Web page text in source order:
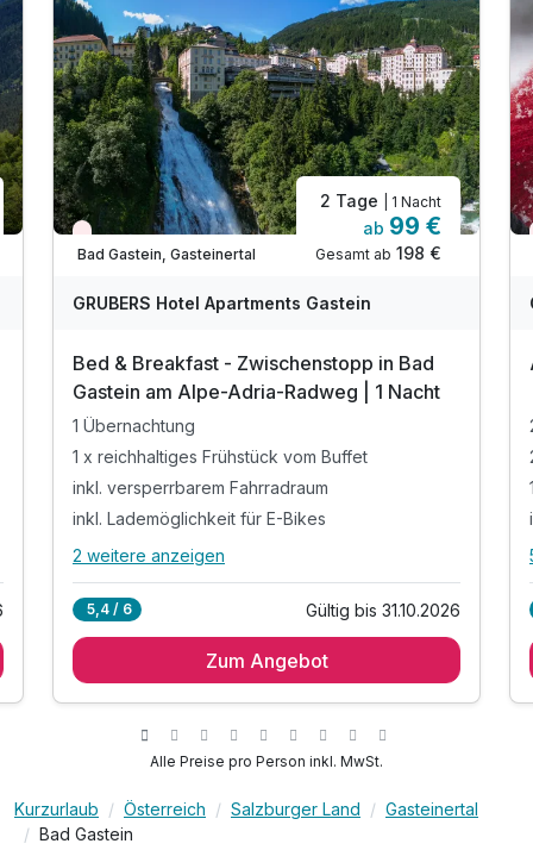
Nur noch Restplätze
Bad Gastein, Gasteinertal
2 Tage | 1 Nacht
ab 99 €
Gesamt ab 198 €
GRUBERS Hotel Apartments Gastein
Bed & Breakfast - Zwischenstopp in Bad
Gastein am Alpe-Adria-Radweg | 1 Nacht
1 Übernachtung
1 x reichhaltiges Frühstück vom Buffet
inkl. versperrbarem Fahrradraum
inkl. Lademöglichkeit für E-Bikes
Alle Inklusivleistungen
1 x reichhaltiges Frühstück vom Buffet
inkl. Nutzung des Wellnessbereichs mit Sauna
2 weitere anzeigen
5,4 / 6 Gültig bis 31.10.2026
Zum Angebot
Alle Preise pro Person inkl. MwSt.
Kurzurlaub Österreich Salzburger Land
Gasteinertal
Bad Gastein